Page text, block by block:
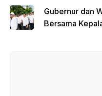
Gubernur dan
Bersama